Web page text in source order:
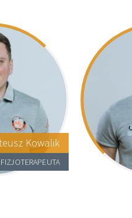
Kowalik
FIZJOTERAPEUTA